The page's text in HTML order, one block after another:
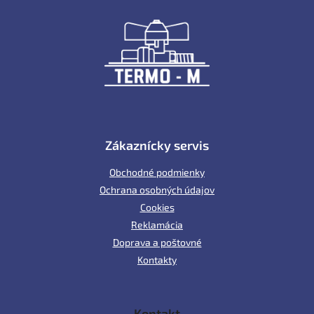
Zákaznícky servis
Obchodné podmienky
Ochrana osobných údajov
Cookies
Reklamácia
Doprava a poštovné
Kontakty